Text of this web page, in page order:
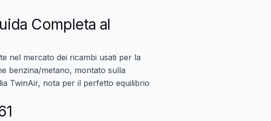
Completa al
nel mercato dei ricambi usati per la
benzina/metano, montato sulla
TwinAir, nota per il perfetto equilibrio